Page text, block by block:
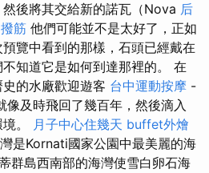
後將其交給新的諾瓦（Nova 后
筋 他們可能並不是太好了，正如
覽中看到的那樣，石頭已經戴在
知道它是如何到達那裡的。 在
的水廠歡迎遊客 台中運動按摩 -
像及時飛回了幾百年，然後滴入
。 月子中心住幾天 buffet外燴
是Kornati國家公園中最美麗的海
群島西南部的海灣使雪白卵石海